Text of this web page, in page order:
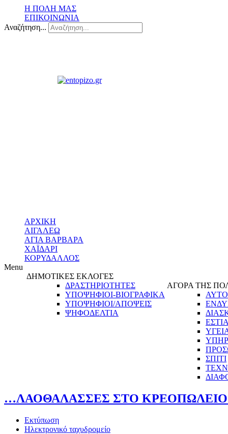
Η ΠΟΛΗ ΜΑΣ
ΕΠΙΚΟΙΝΩΝΙΑ
Αναζήτηση...
ΑΡΧΙΚΗ
ΑΙΓΑΛΕΩ
ΑΓΙΑ ΒΑΡΒΑΡΑ
ΧΑΪΔΑΡΙ
ΚΟΡΥΔΑΛΛΟΣ
Menu
ΔΗΜΟΤΙΚΕΣ ΕΚΛΟΓΕΣ
ΔΡΑΣΤΗΡΙΟΤΗΤΕΣ
ΥΠΟΨΗΦΙΟΙ-ΒΙΟΓΡΑΦΙΚΑ
ΥΠΟΨΗΦΙΟΙ/ΑΠΟΨΕΙΣ
ΨΗΦΟΔΕΛΤΙΑ
ΑΓΟΡΑ ΤΗΣ
ΣΠΙΤΙ
…ΛΑΟΘΑΛΑΣΣΕΣ ΣΤΟ
Εκτύπωση
Ηλεκτρονικό ταχυδρομείο